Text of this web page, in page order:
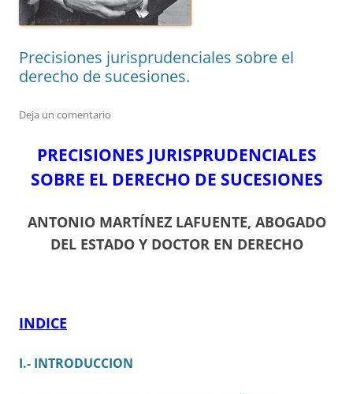
Precisiones jurisprudenciales sobre el
derecho de sucesiones.
Deja un comentario
PRECISIONES JURISPRUDENCIALES
SOBRE EL DERECHO DE SUCESIONES
ANTONIO MARTÍNEZ LAFUENTE, ABOGADO
DEL ESTADO Y DOCTOR EN DERECHO
INDICE
I.- INTRODUCCION